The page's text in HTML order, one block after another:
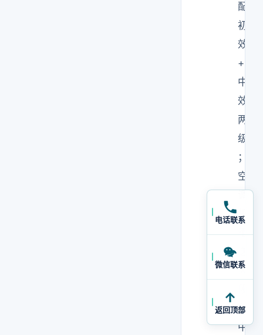
配
初
效
+
中
效
两
级
；
空
机
组
风
在
中
电话联系
微信联系
返回顶部